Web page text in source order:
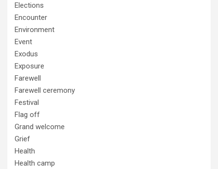
Elections
Encounter
Environment
Event
Exodus
Exposure
Farewell
Farewell ceremony
Festival
Flag off
Grand welcome
Grief
Health
Health camp